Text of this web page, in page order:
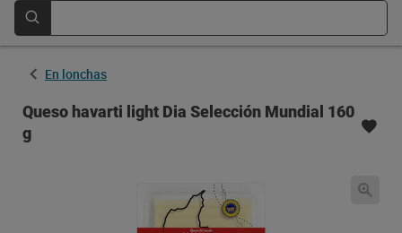
En lonchas
Queso havarti light Dia Selección Mundial 160
g